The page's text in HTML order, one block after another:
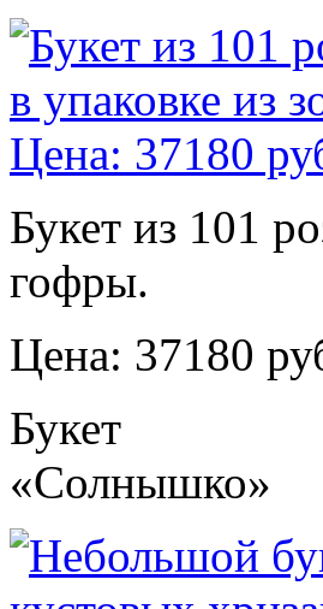
Букет из 101
гофры.
Цена: 37180
Букет
«Солнышко»